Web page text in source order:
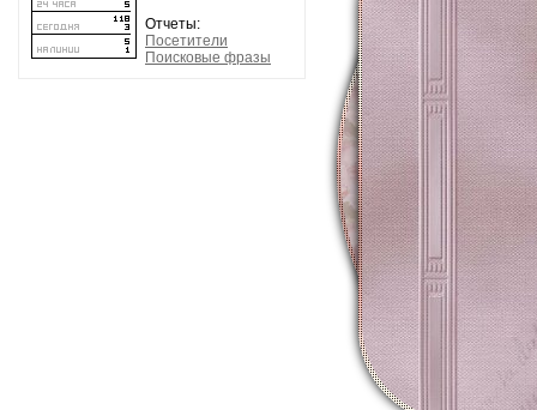
Отчеты:
Посетители
Поисковые фразы